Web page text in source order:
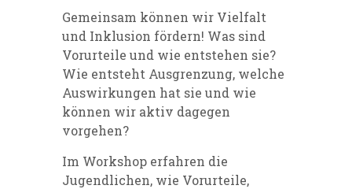
Gemeinsam können wir Vielfalt
und Inklusion fördern! Was sind
Vorurteile und wie entstehen sie?
Wie entsteht Ausgrenzung, welche
Auswirkungen hat sie und wie
können wir aktiv dagegen
vorgehen?
Im Workshop erfahren die
Jugendlichen, wie Vorurteile,